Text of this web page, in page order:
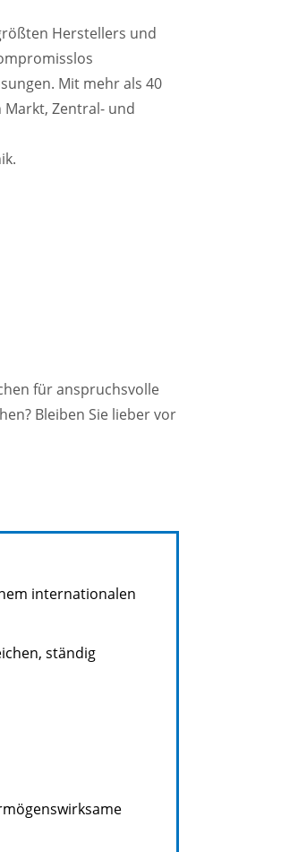
Herstellers und
Mit mehr als 40
Zentral- und
für anspruchsvolle
Bleiben Sie lieber vor
internationalen
ständig